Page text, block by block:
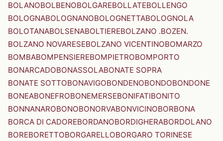
BOLANOBOLBENOBOLGAREBOLLATEBOLLENGO
BOLOGNABOLOGNANOBOLOGNETTABOLOGNOLA
BOLOTANABOLSENABOLTIEREBOLZANO .BOZEN.
BOLZANO NOVARESEBOLZANO VICENTINOBOMARZO
BOMBABOMPENSIEREBOMPIETROBOMPORTO
BONARCADOBONASSOLABONATE SOPRA
BONATE SOTTOBONAVIGOBONDENOBONDOBONDONE
BONEABONEFROBONEMERSEBONIFATIBONITO
BONNANAROBONOBONORVABONVICINOBORBONA
BORCA DI CADOREBORDANOBORDIGHERABORDOLANO
BOREBORETTOBORGARELLOBORGARO TORINESE